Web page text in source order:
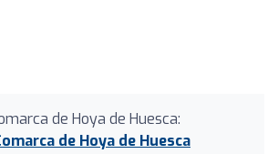
de Hoya de Huesca:
de Hoya de Huesca